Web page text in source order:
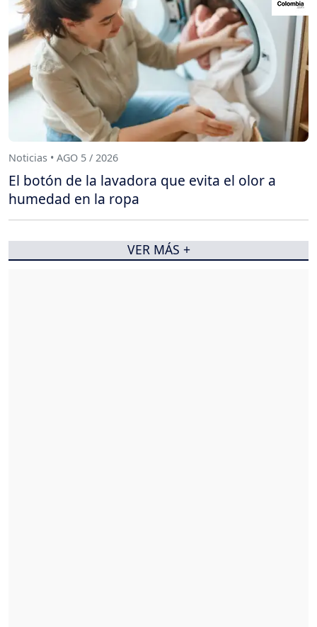
Noticias • AGO 5 / 2026
El botón de la lavadora que evita el olor a
humedad en la ropa
VER MÁS +